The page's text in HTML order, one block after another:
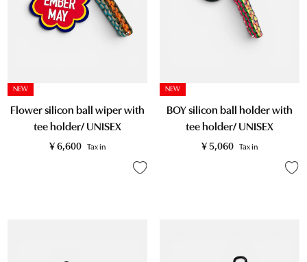
NEW
Flower silicon ball wiper with
tee holder/ UNISEX
¥ 6,600 Tax in
NEW
BOY silicon ball holder with
tee holder/ UNISEX
¥ 5,060 Tax in